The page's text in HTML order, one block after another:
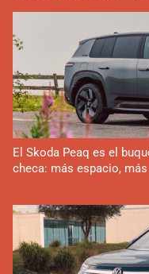
El Skoda Peaq es el
checa: más espacio,